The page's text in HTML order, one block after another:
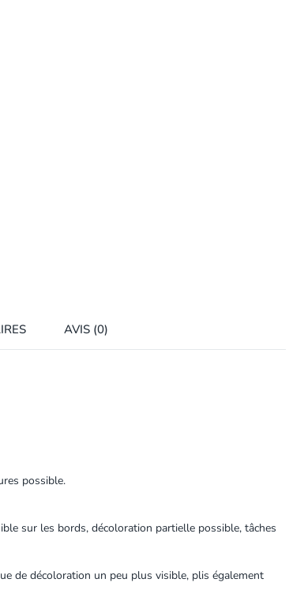
AVIS (0)
possible.
sur les bords, décoloration partielle possible, tâches
de décoloration un peu plus visible, plis également